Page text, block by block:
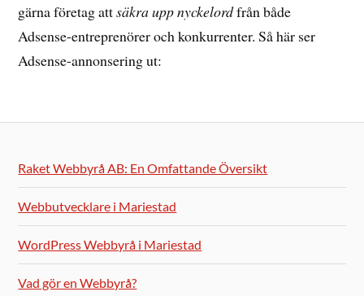
gärna företag attsäkra upp nyckelordfrån både
Adsense-entreprenörer och konkurrenter. Så här ser
Adsense-annonsering ut:
Raket Webbyrå AB: En Omfattande Översikt
Webbutvecklare i Mariestad
WordPress Webbyrå i Mariestad
Vad gör en Webbyrå?